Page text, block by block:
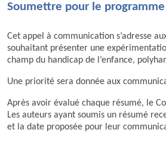
Soumettre pour le programme
Cet appel à communication s’adresse
souhaitant présenter une
champ du handicap de l’enfance,
Une priorité sera donnée aux
Après avoir évalué chaque résumé, le
Les auteurs ayant soumis un résumé
et la date proposée pour leur